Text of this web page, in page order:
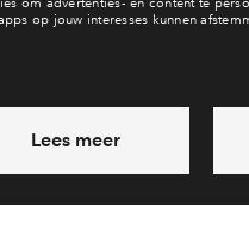
tijdens feestdagen)